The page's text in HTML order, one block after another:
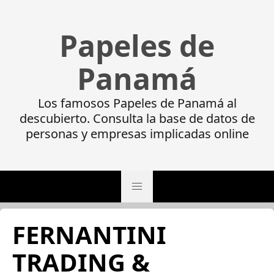
Papeles de
Panamá
Los famosos Papeles de Panamá al
descubierto. Consulta la base de datos de
personas y empresas implicadas online
FERNANTINI
TRADING &